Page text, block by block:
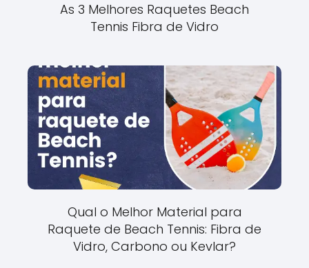
As 3 Melhores Raquetes Beach
Tennis Fibra de Vidro
Qual o Melhor Material para
Raquete de Beach Tennis: Fibra de
Vidro, Carbono ou Kevlar?